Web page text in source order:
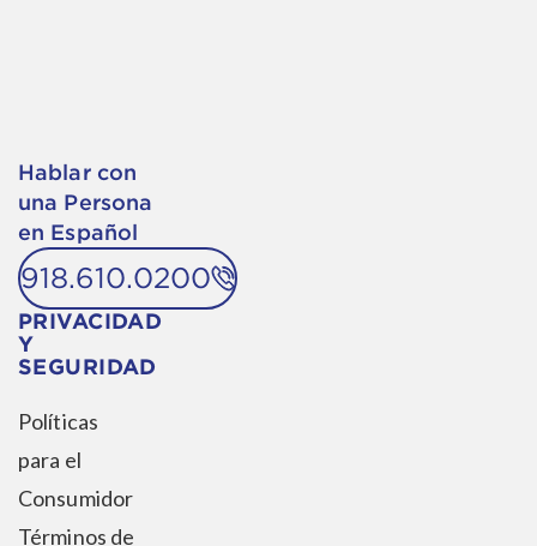
Hablar con
una Persona
en Español
918.610.0200
PRIVACIDAD
Y
SEGURIDAD
Políticas
para el
Consumidor
Términos de